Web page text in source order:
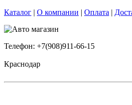
Каталог | О компании | Оплата |
Телефон: +7(908)911-66-15
Краснодар